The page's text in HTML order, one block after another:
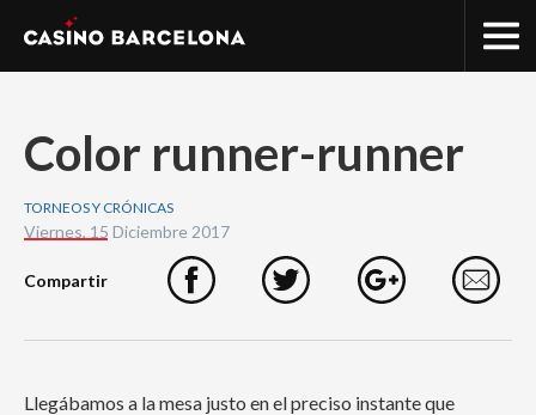
Color runner-runner
TORNEOS Y CRÓNICAS
Viernes, 15 Diciembre 2017
Compartir
Facebook Twitter Google+
Llegábamos a la mesa justo en el preciso instante que